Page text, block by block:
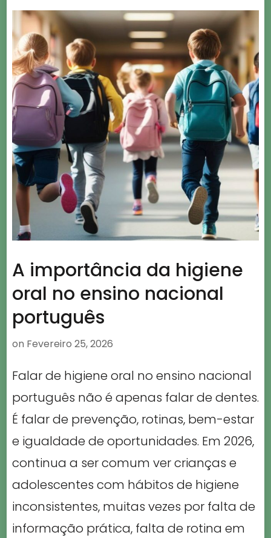
A importância da higiene
oral no ensino nacional
português
on Fevereiro 25, 2026
Falar de higiene oral no ensino nacional
português não é apenas falar de dentes.
É falar de prevenção, rotinas, bem-estar
e igualdade de oportunidades. Em 2026,
continua a ser comum ver crianças e
adolescentes com hábitos de higiene
inconsistentes, muitas vezes por falta de
informação prática, falta de rotina em